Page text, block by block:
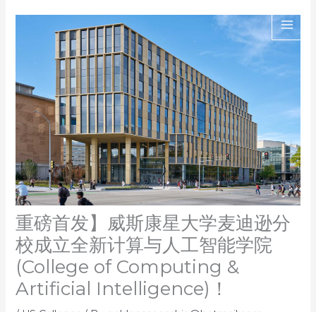
重磅首发】威斯康星大学麦迪逊分
校成立全新计算与人工智能学院
(College of Computing &
Artificial Intelligence)！